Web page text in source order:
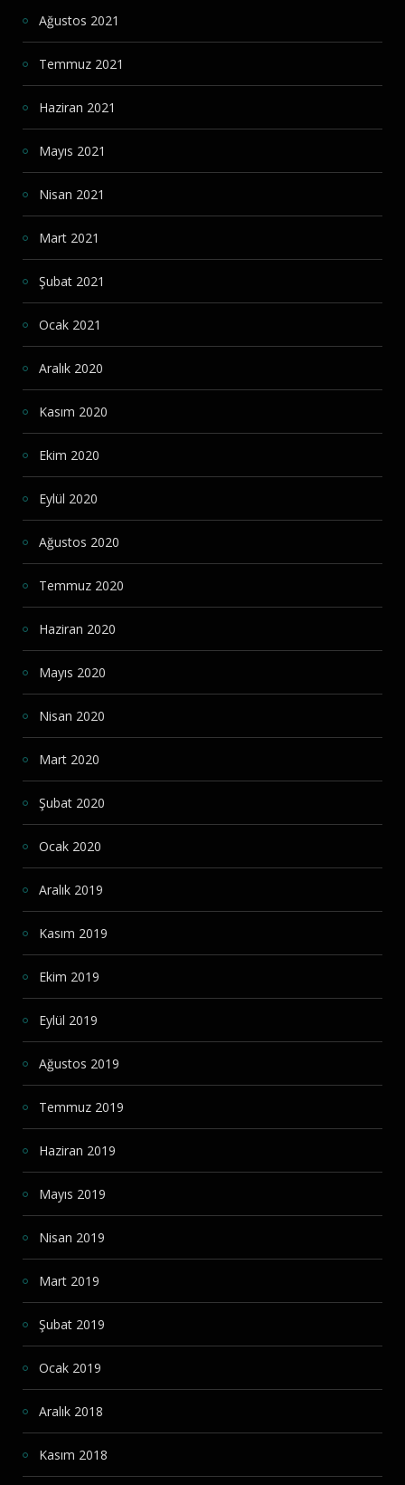
Ağustos 2021
Temmuz 2021
Haziran 2021
Mayıs 2021
Nisan 2021
Mart 2021
Şubat 2021
Ocak 2021
Aralık 2020
Kasım 2020
Ekim 2020
Eylül 2020
Ağustos 2020
Temmuz 2020
Haziran 2020
Mayıs 2020
Nisan 2020
Mart 2020
Şubat 2020
Ocak 2020
Aralık 2019
Kasım 2019
Ekim 2019
Eylül 2019
Ağustos 2019
Temmuz 2019
Haziran 2019
Mayıs 2019
Nisan 2019
Mart 2019
Şubat 2019
Ocak 2019
Aralık 2018
Kasım 2018